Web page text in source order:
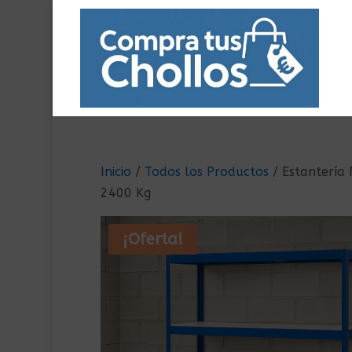
Inicio / Todos los Productos / Estantería
2400 Kg
¡Oferta!